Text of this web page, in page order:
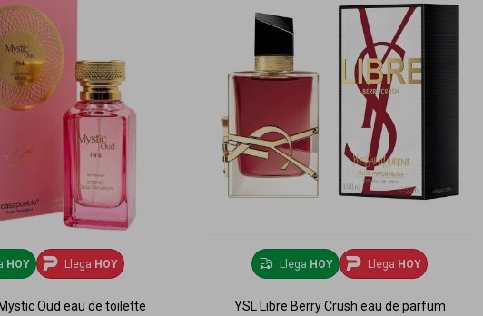
HOY Llega HOY
Oud eau de toilette
Llega HOY Llega HOY
YSL Libre Berry Crush eau de parfum